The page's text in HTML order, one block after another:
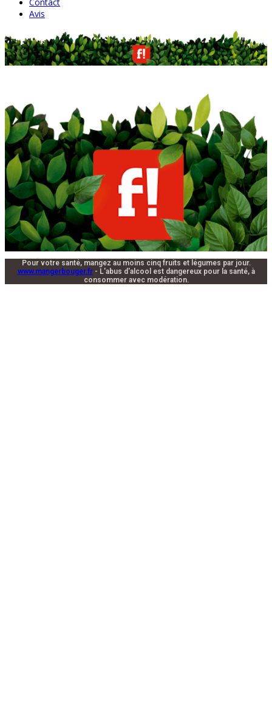
Avis
Pour votre santé, mangez au moins cinq fruits et légumes par jour.
www.mangerbouger.fr- L'abus d'alcool est dangereux pour la santé, à
consommer avec modération.